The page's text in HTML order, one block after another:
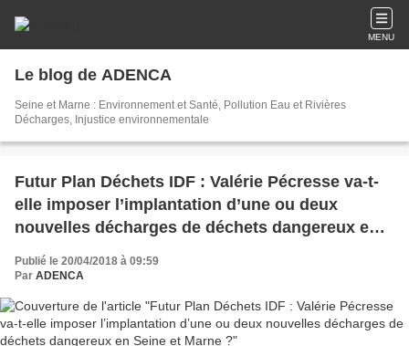
MENU
Le blog de ADENCA
Seine et Marne : Environnement et Santé, Pollution Eau et Rivières
Décharges, Injustice environnementale
Futur Plan Déchets IDF : Valérie Pécresse va-t-
elle imposer l’implantation d’une ou deux
nouvelles décharges de déchets dangereux en
Seine et Marne ?
Publié le 20/04/2018 à 09:59
Par ADENCA